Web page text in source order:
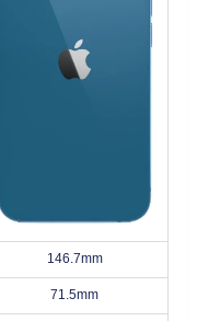
146.7mm
71.5mm